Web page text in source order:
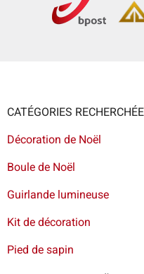
CATÉGORIES
Décoration de Noël
Boule de Noël
Guirlande lumineuse
Kit de décoration
Pied de sapin